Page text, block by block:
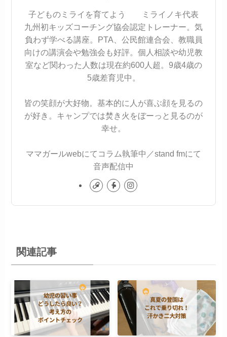
子どものミライを育てよう ミライノキ代表
九州初キッズコーチング協会認定トレーナー。気
負わず学べる講座。PTA、公民館連合会、教職員
向けの講演会や勉強会も好評。個人相談や幼児教
室など関わった人数は現在約600人超。9歳4歳の
5歳差育児中。
皆の笑顔が大好物。基本的に人が喜ぶ顔を見るの
が好き。キャンプでは焚き火をぼーっと見るのが
幸せ。
ママガールwebにてコラム執筆中／stand fmにて
音声配信中
関連記事